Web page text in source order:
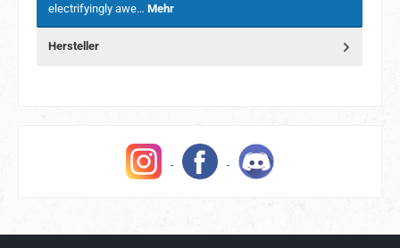
electrifyingly awe… Mehr
Hersteller